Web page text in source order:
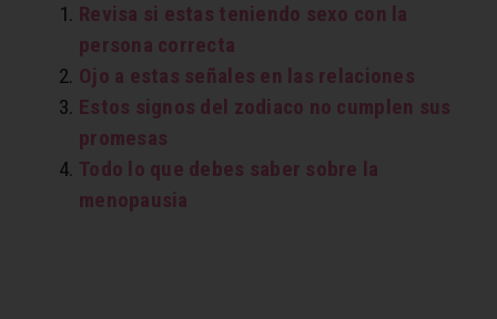
Revisa si estas teniendo sexo con la
persona correcta
Ojo a estas señales en las relaciones
Estos signos del zodiaco no cumplen sus
promesas
Todo lo que debes saber sobre la
menopausia